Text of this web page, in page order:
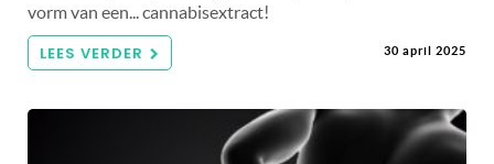
vorm van een... cannabisextract!
LEES VERDER 30 april 2025